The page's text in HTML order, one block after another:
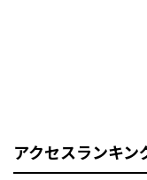
アクセスランキン